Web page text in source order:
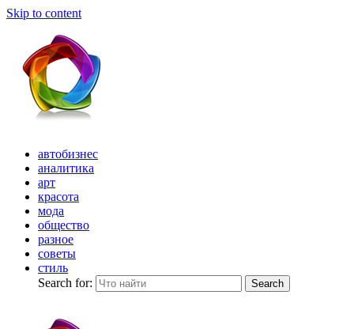
Skip to content
автобизнес
аналитика
арт
красота
мода
общество
разное
советы
стиль
Search for:
Search